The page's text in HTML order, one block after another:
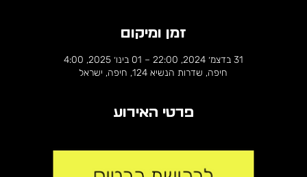
זמן ומיקום
31 בדצמ׳ 2024, 22:00 – 01 בינו׳ 2025, 4:00
חיפה, שדרות הנשיא 124, חיפה, ישראל
פרטי האירוע